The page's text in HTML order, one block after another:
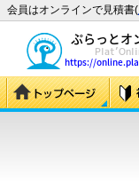
会員はオンラインで見積書(